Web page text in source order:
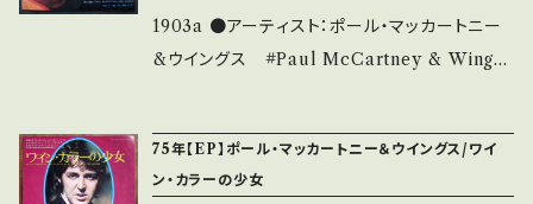
面にてご確認ください。
1903a ●アーティスト：ポール・マッカートニー
&ウイングス #Paul McCartney & Wings
●状態：ジャケ/盤：B/B (国内盤/Wジャケ) *
【状態説明の見方】 商品列に並ぶ ■状態・説明
75年【EP】ポール・マッカートニー＆ウイングス/ワイ
ン・カラーの少女